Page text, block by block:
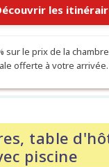
les
sur le prix de la
offerte à votre arrivée.
table
piscine